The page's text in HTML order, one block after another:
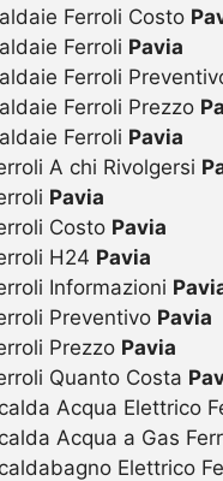
Ferroli Costo
Ferroli Pavia
Ferroli
Ferroli Prezzo
Ferroli Pavia
A chi Rivolgersi
Pavia
Costo Pavia
H24 Pavia
Informazioni
Preventivo Pavia
Prezzo Pavia
Quanto Costa
Acqua Elettrico
Acqua a Gas
Elettrico